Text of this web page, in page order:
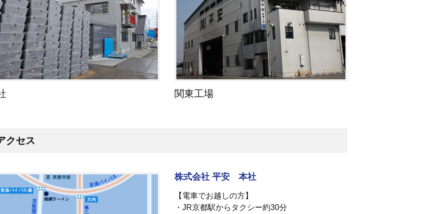
関東工場
クセス
株式会社 平安 本社
【電車でお越しの方】
・JR京都駅からタクシー約30分